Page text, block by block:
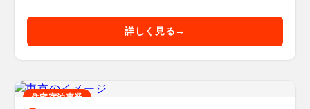
詳しく見る
住宅宿泊事業